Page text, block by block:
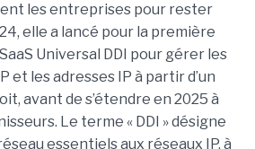
les entreprises pour rester
elle a lancé pour la première
Universal DDI pour gérer les
et les adresses IP à partir d’un
avant de s’étendre en 2025 à
Le terme « DDI » désigne
essentiels aux réseaux IP, à